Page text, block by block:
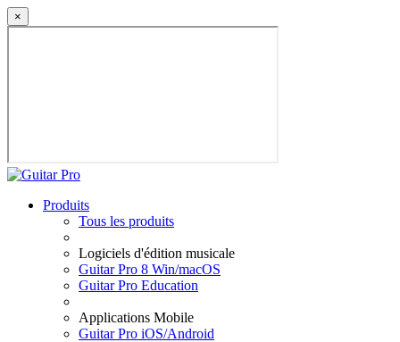
×
Produits
Tous les produits
Logiciels d'édition musicale
Guitar Pro 8 Win/macOS
Guitar Pro Education
Applications Mobile
Guitar Pro iOS/Android